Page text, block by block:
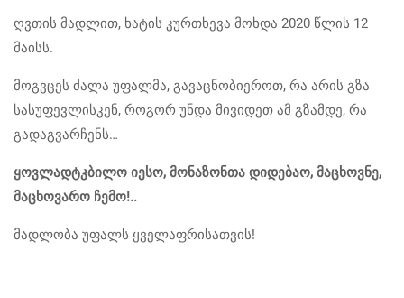
ღვთის მადლით, ხატის კურთხევა მოხდა 2020 წლის 12
მაისს.
მოგვცეს ძალა უფალმა, გავაცნობიეროთ, რა არის გზა
სასუფევლისკენ, როგორ უნდა მივიდეთ ამ გზამდე, რა
გადაგვარჩენს…
ყოვლადტკბილო იესო, მონაზონთა დიდებაო, მაცხოვნე,
მაცხოვარო ჩემო!..
მადლობა უფალს ყველაფრისათვის!